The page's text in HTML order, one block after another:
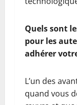
Quels sont
pour les
adhérer
L’un des
quand vous